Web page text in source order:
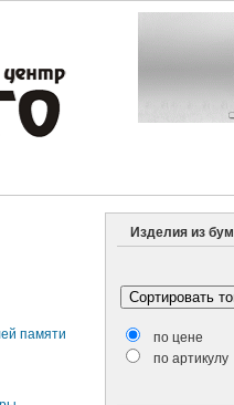
памяти
Изделия из
по цене
по артикулу